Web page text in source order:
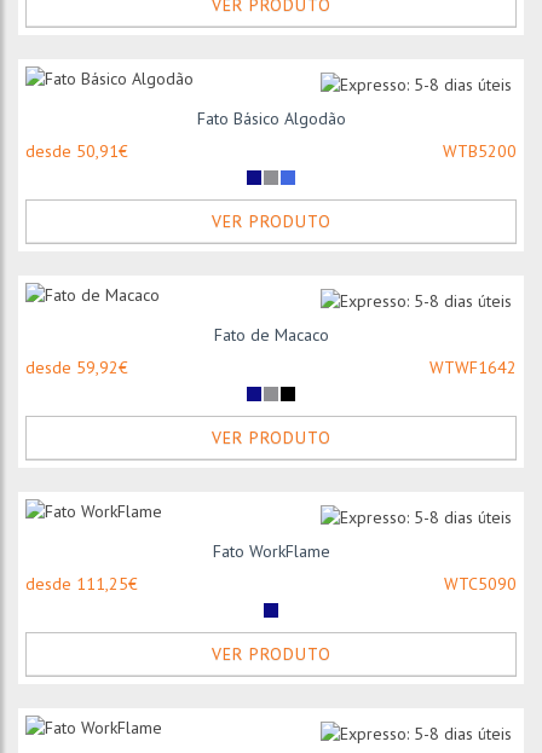
VER PRODUTO
Fato Básico Algodão
desde 50,91€
WTB5200
VER PRODUTO
Fato de Macaco
desde 59,92€
WTWF1642
VER PRODUTO
Fato WorkFlame
desde 111,25€
WTC5090
VER PRODUTO